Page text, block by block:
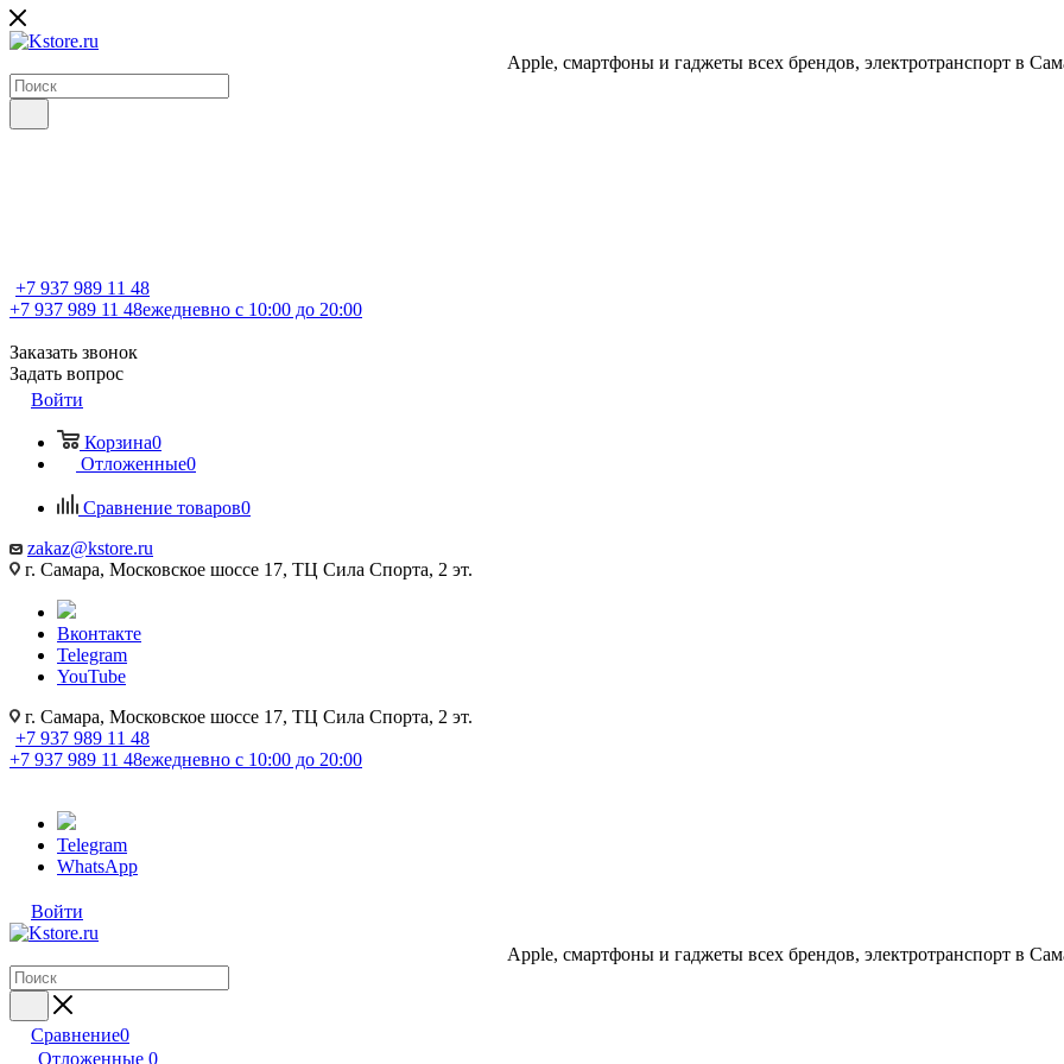
Apple, cмартфоны и гаджеты всех брендов, электротранспорт в
+7 937 989 11 48
+7 937 989 11 48ежедневно с 10:00 до 20:00
Заказать звонок
Задать вопрос
Войти
Корзина0
Отложенные0
Сравнение товаров0
zakaz@kstore.ru
г. Самара, Московское шоссе 17, ТЦ Сила Спорта, 2 эт.
Вконтакте
Telegram
YouTube
г. Самара, Московское шоссе 17, ТЦ Сила Спорта, 2 эт.
+7 937 989 11 48
+7 937 989 11 48ежедневно с 10:00 до 20:00
Telegram
WhatsApp
Войти
Apple, cмартфоны и гаджеты всех брендов, электротранспорт в
Сравнение0
Отложенные 0